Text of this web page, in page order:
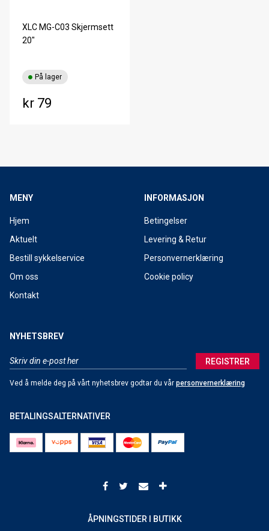
XLC MG-C03 Skjermsett
20"
kr 79
På lager
MENY
Hjem
Aktuelt
Bestill sykkelservice
Om oss
Kontakt
INFORMASJON
Betingelser
Levering & Retur
Personvernerklæring
Cookie policy
NYHETSBREV
REGISTRER
Ved å melde deg på vårt nyhetsbrev godtar du vår personvernerklæring
BETALINGSALTERNATIVER
ÅPNINGSTIDER I BUTIKK